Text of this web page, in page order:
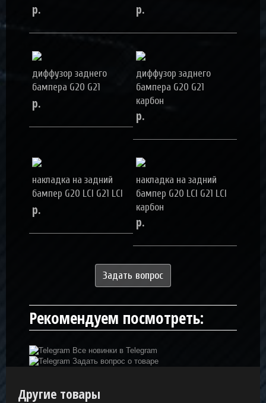
р. р.
диффузор заднего
бампера G20 G21
р.
диффузор заднего
бампера G20 G21
карбон
р.
накладка на задний
бампер G20 LCI G21 LCI
р.
накладка на задний
бампер G20 LCI G21 LCI
карбон
р.
Задать вопрос
Рекомендуем посмотреть:
Все новинки в Telegram
Задать вопрос о товаре
Другие товары